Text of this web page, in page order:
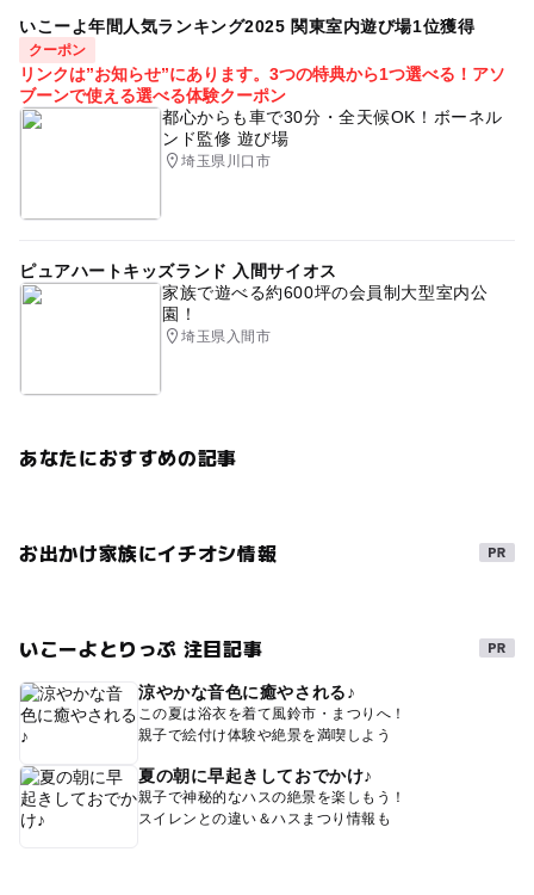
いこーよ年間人気ランキング2025 関東室内遊び場1位獲得
クーポン
リンクは”お知らせ”にあります。3つの特典から1つ選べる！アソ
ブーンで使える選べる体験クーポン
都心からも車で30分・全天候OK！ボーネル
ンド監修 遊び場
埼玉県川口市
ピュアハートキッズランド 入間サイオス
家族で遊べる約600坪の会員制大型室内公
園！
埼玉県入間市
あなたにおすすめの記事
お出かけ家族にイチオシ情報
いこーよとりっぷ 注目記事
涼やかな音色に癒やされる♪
この夏は浴衣を着て風鈴市・まつりへ！
親子で絵付け体験や絶景を満喫しよう
夏の朝に早起きしておでかけ♪
親子で神秘的なハスの絶景を楽しもう！
スイレンとの違い＆ハスまつり情報も